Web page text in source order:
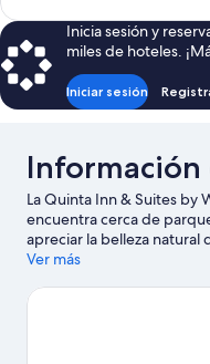
Inicia sesión y
miles de hoteles.
Iniciar sesión
Información
La Quinta Inn & Suites by
encuentra cerca de
apreciar la belleza natural
The Blowing Rock,
asistir a un evento o
Ver más